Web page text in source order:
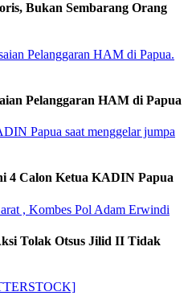
Bukan Sembarang Orang
Pelanggaran HAM di Papua
4 Calon Ketua KADIN Papua
Tolak Otsus Jilid II Tidak